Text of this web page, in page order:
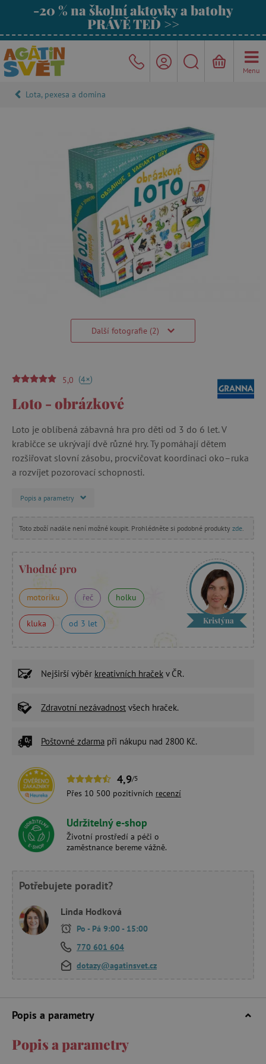
-20 % na školní aktovky a batohy
PRÁVĚ TEĎ >>
Menu
Lota, pexesa a domina
Další fotografie (2)
5,0 (4+)
Loto - obrázkové
Loto je oblíbená zábavná hra pro děti od 3 do 6 let. V
krabičce se ukrývají dvě různé hry. Ty pomáhají dětem
rozšiřovat slovní zásobu, procvičovat koordinaci oko–ruka
a rozvíjet pozorovací schopnosti.
Popis a parametry
Toto zboží nadále není možné koupit. Prohlédněte si podobné produkty zde
Vhodné pro
motoriku řeč holku
kluka od 3 let Kristýna
Nejširší výběr kreativních hraček v ČR.
Zdravotní nezávadnost všech hraček.
Poštovné zdarma při nákupu nad 2800 Kč.
4,9/5
Přes 10 500 pozitivních recenzí
Udržitelný e-shop
Životní prostředí a péči o
zaměstnance bereme vážně.
Potřebujete poradit?
Linda Hodková
Po - Pá 9:00 - 15:00
770 601 604
dotazy@agatinsvet.cz
Popis a parametry
Popis a parametry